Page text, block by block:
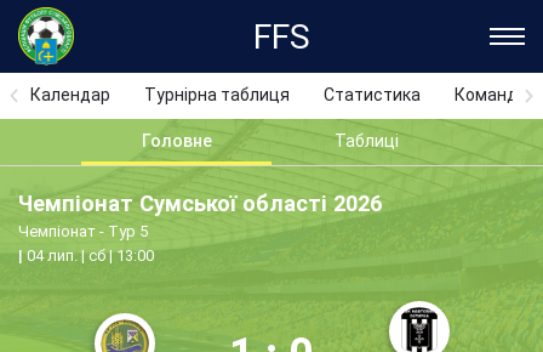
FFS
Календар Турнірна таблиця Статистика Команди
Головне Таблиці
Чемпіонат Сумської області 2026
Чемпіонат - Тур 5
04 лип. | сб | 13:00